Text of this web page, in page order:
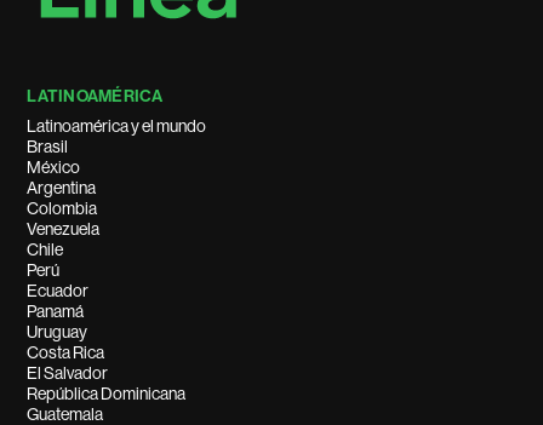
LATINOAMÉRICA
Latinoamérica y el mundo
Brasil
México
Argentina
Colombia
Venezuela
Chile
Perú
Ecuador
Panamá
Uruguay
Costa Rica
El Salvador
República Dominicana
Guatemala